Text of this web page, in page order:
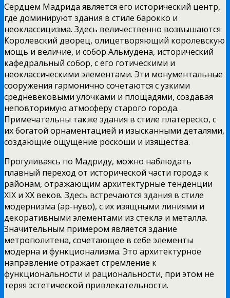
Сердцем Мадрида является его исторический центр,
где доминируют здания в стиле барокко и
неоклассицизма. Здесь величественно возвышаются
Королевский дворец, олицетворяющий королевскую
мощь и величие, и собор Альмудена, исторический
кафедральный собор, с его готическими и
неоклассическими элементами. Эти монументальные
сооружения гармонично сочетаются с узкими
средневековыми улочками и площадями, создавая
неповторимую атмосферу старого города.
Примечательны также здания в стиле платереско, с
их богатой орнаментацией и изысканными деталями,
создающие ощущение роскоши и изящества.
Прогуливаясь по Мадриду, можно наблюдать
плавный переход от исторической части города к
районам, отражающим архитектурные тенденции
XIX и XX веков. Здесь встречаются здания в стиле
модернизма (ар-нуво), с их изящными линиями и
декоративными элементами из стекла и металла.
Значительным примером является здание
метрополитена, сочетающее в себе элементы
модерна и функционализма. Это архитектурное
направление отражает стремление к
функциональности и рациональности, при этом не
теряя эстетической привлекательности.